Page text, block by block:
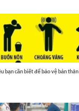
bạn cần biết để bảo vệ bản thân